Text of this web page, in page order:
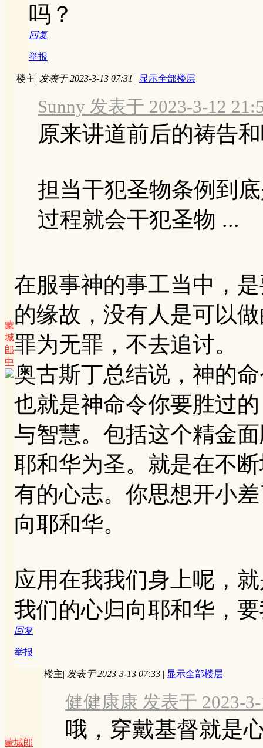
吗？
回复
举报
蒙
城
郎
中
楼主| 发表于 2023-3-13 07:31 | 显示全部楼层
Sunny 发表于 2023-3-12
原来讲道前后的祷告
担当干犯圣物条例到
过程就会干犯圣物 ...
在服事神的事工当中，
的缘故，没有人是可以
罪为无罪，不去追讨。
奥古斯丁总结说，神的
也就是神命令你要胜过
与智慧。包括这个精金
耶和华为圣。就是在不
有的心志。你思想开小
向耶和华。
应用在我我们身上呢，
我们的心归向耶和华，
回复
举报
蒙城郎
楼主| 发表于 2023-3-13 07:33 | 显示全部楼层
健健康康 发表于 2023-
哦，穿戴基督就是